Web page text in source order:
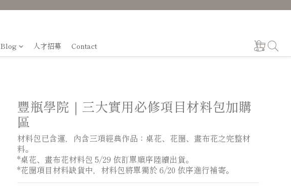
Blog 人才招募 Contact
豐瓶學院｜三大實用必修項目材料包加購
區
材料包已含運，內含三項經典作品：桌花、花圈、畫布花之完整材
料。
*桌花、畫布花材料包 5/29 依訂單順序陸續出貨。
*花圈項目材料缺貨中，材料包將單獨於 6/20 依序進行補寄。